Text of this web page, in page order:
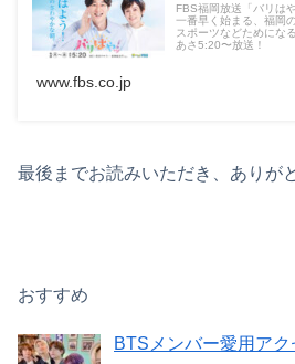
FBS福岡放送「バリは
一番早く始まる、福岡
スポーツなどためにな
あさ5:20〜放送！
www.fbs.co.jp
最後までお読みいただき、ありが
おすすめ
BTSメンバー愛用ア